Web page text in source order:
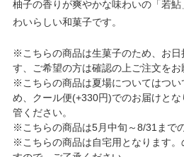
柚子の香りが爽やかな味わいの「若
わいらしい和菓子です。
※こちらの商品は生菓子のため、お日
す、ご希望の方は確認の上ご注文をお
※こちらの商品は夏場についてはつい
め、クール便(+330円)でのお届けと
管ください。
※こちらの商品は5月中旬～8/31まで
※こちらの商品は自宅用となります。